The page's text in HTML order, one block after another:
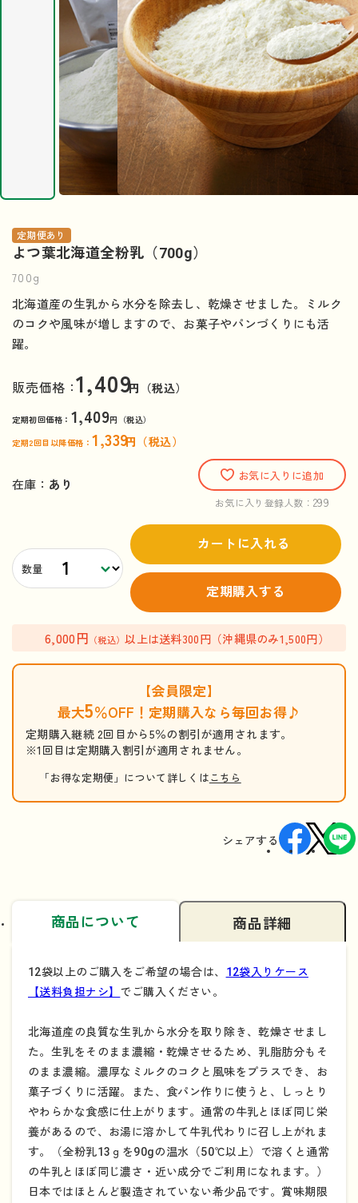
定期便あり
よつ葉北海道全粉乳（700g）
700g
北海道産の生乳から水分を除去し、乾燥させました。ミルク
のコクや風味が増しますので、お菓子やパンづくりにも活
躍。
販売価格：1,409円（税込）
定期初回価格： 1,409円（税込）
定期2回目以降価格： 1,339円（税込）
在庫： あり
お気に入りに追加
お気に入り登録人数：299
数量
カートに入れる
定期購入する
6,000円 （税込）以上は送料300円（沖縄県のみ1,500円）
【会員限定】
最大5％OFF！定期購入なら毎回お得♪
定期購入継続 2回目から5％の割引が適用されます。
※1回目は定期購入割引が適用されません。
「お得な定期便」について詳しくはこちら
シェアする
商品について 商品詳細
12袋以上のご購入をご希望の場合は、 12袋入りケース
【送料負担ナシ】 でご購入ください。
北海道産の良質な生乳から水分を取り除き、乾燥させまし
た。生乳をそのまま濃縮・乾燥させるため、乳脂肪分もそ
のまま濃縮。濃厚なミルクのコクと風味をプラスでき、お
菓子づくりに活躍。また、食パン作りに使うと、しっとり
やわらかな食感に仕上がります。通常の牛乳とほぼ同じ栄
養があるので、お湯に溶かして牛乳代わりに召し上がれま
す。（全粉乳13ｇを90gの温水（50℃以上）で溶くと通常
の牛乳とほぼ同じ濃さ・近い成分でご利用になれます。）
日本ではほとんど製造されていない希少品です。賞味期限